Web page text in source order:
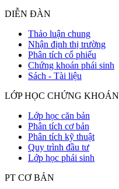
DIỄN ĐÀN
Thảo luận chung
Nhận định thị trường
Phân tích cổ phiếu
Chứng khoán phái sinh
Sách - Tài liệu
LỚP HỌC CHỨNG KHOÁN
Lớp học căn bản
Phân tích cơ bản
Phân tích kỹ thuật
Quy trình đầu tư
Lớp học phái sinh
PT CƠ BẢN